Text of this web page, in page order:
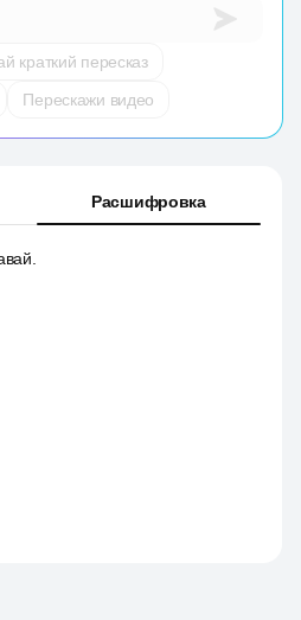
краткий пересказ
Перескажи видео
Расшифровка